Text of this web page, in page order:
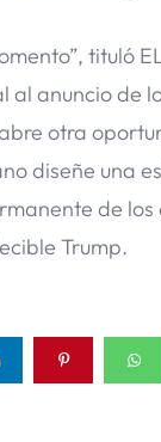
tituló
al anuncio de
otra
diseñe una
de los
Trump.